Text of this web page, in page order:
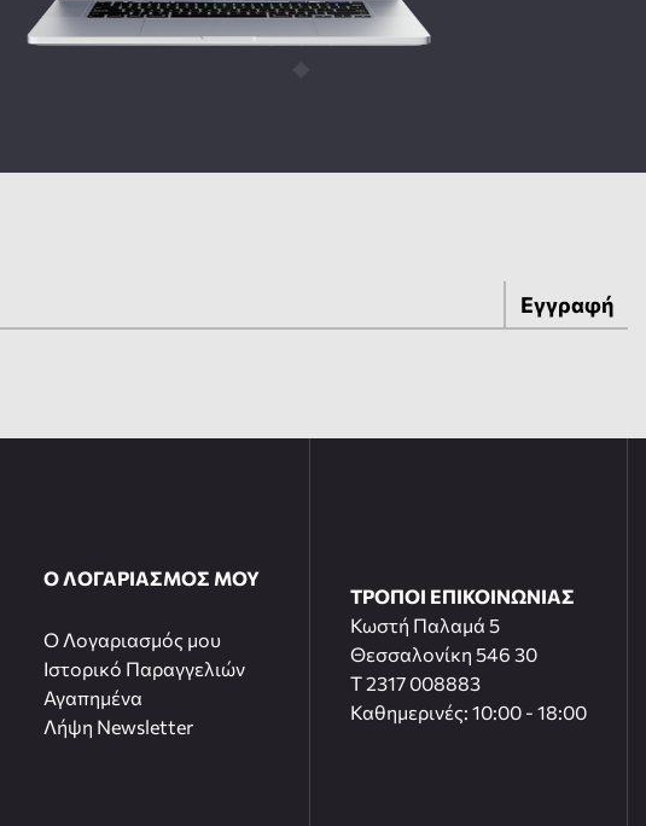
Εγγραφή
Ο ΛΟΓΑΡΙΑΣΜΟΣ ΜΟΥ
O Λογαριασμός μου
Ιστορικό Παραγγελιών
Αγαπημένα
Λήψη Newsletter
ΤΡΟΠΟΙ ΕΠΙΚΟΙΝΩΝΙΑΣ
Κωστή Παλαμά 5
Θεσσαλονίκη 546 30
T 2317 008883
Καθημερινές: 10:00 - 18:00